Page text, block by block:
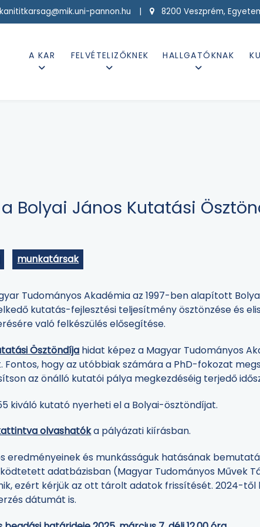
pannon.hu | 8200 Veszprém,
A KAR FELVÉTELIZŐKNEK HALLGATÓKNAK
Bolyai János Kutatási
munkatársak
Tudományos Akadémia az 1997-ben alapított
kutatás-fejlesztési teljesítmény ösztönzése és
való felkészülés elősegítése.
Ösztöndíja hidat képez a Magyar Tudományos
Fontos, hogy az utóbbiak számára a PhD-fokozat
az önálló kutatói pálya megkezdéséig terjedő
kiváló kutató nyerheti el a Bolyai-ösztöndíjat.
olvashatóka pályázati kiírásban.
eredményeinek és munkásságuk hatásának
adatbázisban (Magyar Tudományos Művek
ezért kérjük az ott tárolt adatok frissítését. 2024-től
dátumát is.